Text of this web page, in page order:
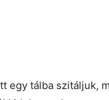
egy tálba szitáljuk,